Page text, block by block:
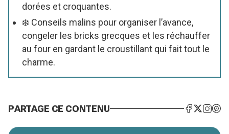
dorées et croquantes.
❄️ Conseils malins pour organiser l’avance,
congeler les bricks grecques et les réchauffer
au four en gardant le croustillant qui fait tout le
charme.
PARTAGE CE CONTENU